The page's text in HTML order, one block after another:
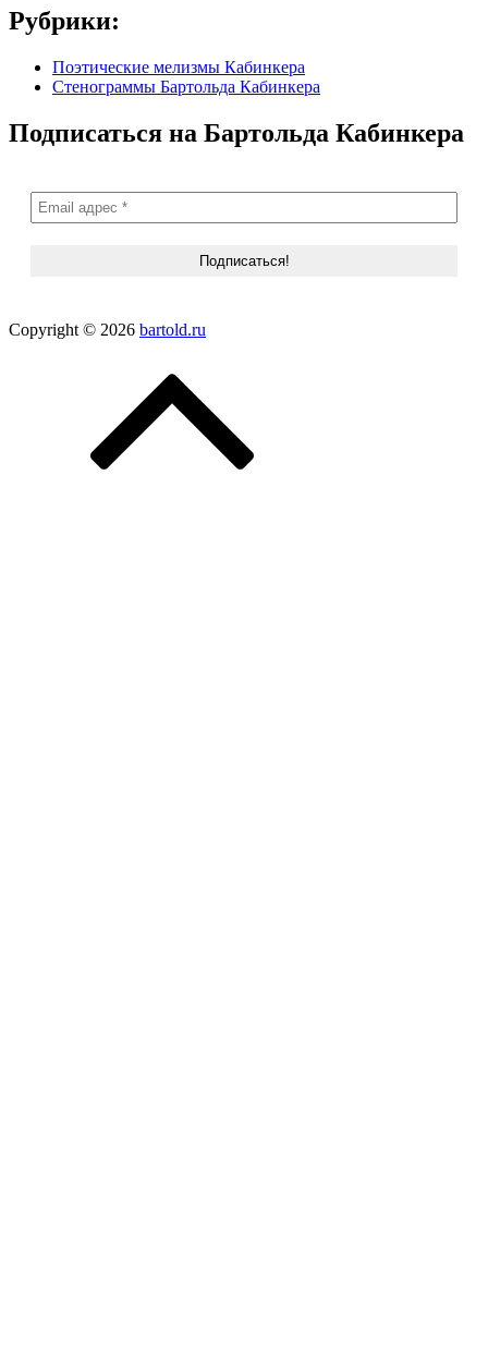
Рубрики:
Поэтические мелизмы Кабинкера
Стенограммы Бартольда Кабинкера
Подписаться на Бартольда Кабинкера
Copyright © 2026 bartold.ru